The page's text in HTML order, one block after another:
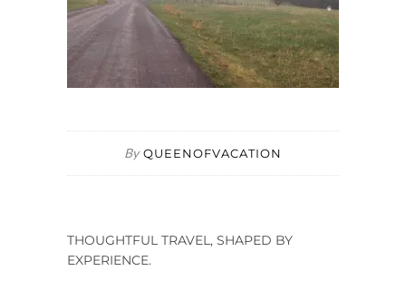
By QUEENOFVACATION
THOUGHTFUL TRAVEL, SHAPED BY
EXPERIENCE.